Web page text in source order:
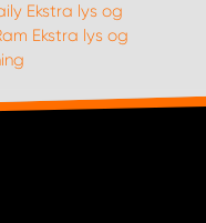
Ekstra lys og
Ekstra lys og